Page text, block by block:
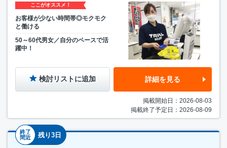
ここがオススメ！
お客様が少ない時間帯◎モクモク
と働ける
50～60代男女／自分のペースで活
躍中！
検討リストに追加 詳細を見る
掲載開始日：2026-08-03
掲載終了予定日：2026-08-09
終了
間近
残り3日